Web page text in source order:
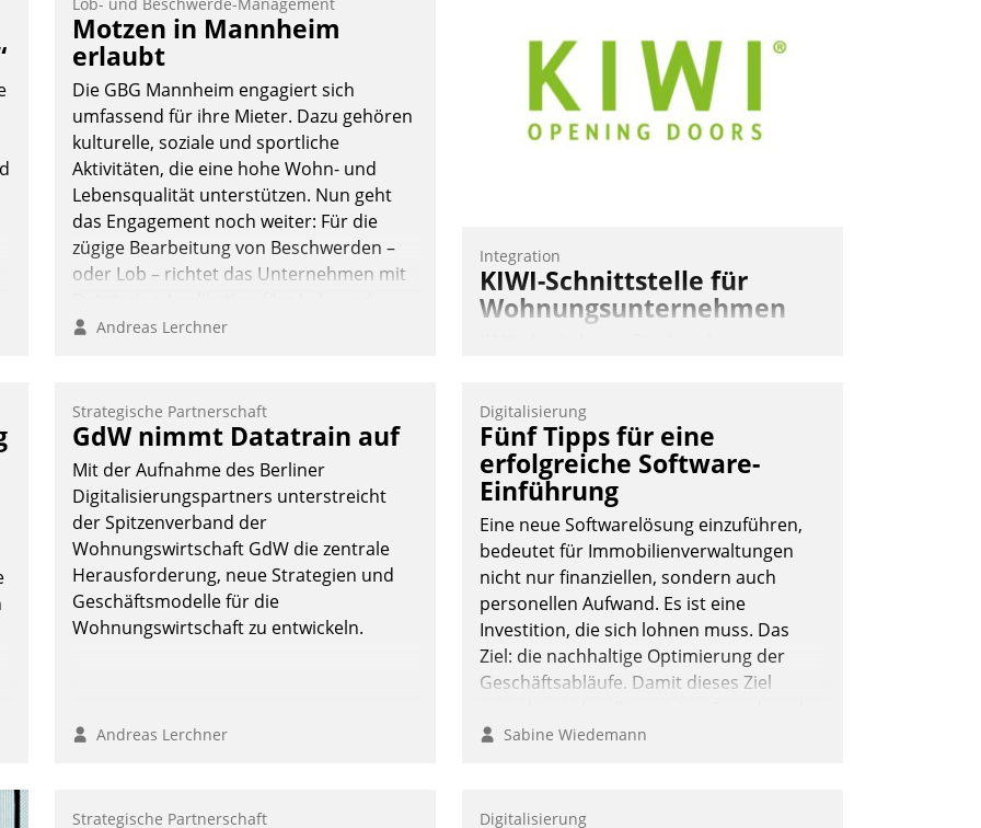
Lob- und Beschwerde-Management
Motzen in Mannheim
erlaubt
Die GBG Mannheim engagiert sich
umfassend für ihre Mieter. Dazu gehören
kulturelle, soziale und sportliche
Aktivitäten, die eine hohe Wohn- und
Lebensqualität unterstützen. Nun geht
das Engagement noch weiter: Für die
zügige Bearbeitung von Beschwerden –
oder Lob – richtet das Unternehmen mit
Beschwerde-Management einen eigenen
Andreas Lerchner
Integration
KIWI-Schnittstelle für
Wohnungsunternehmen
Softwareentwicklungshaus Datatrain.
Andreas Lerchner
Strategische Partnerschaft
GdW nimmt Datatrain auf
Mit der Aufnahme des Berliner
Digitalisierungspartners unterstreicht
der Spitzenverband der
Wohnungswirtschaft GdW die zentrale
Herausforderung, neue Strategien und
Geschäftsmodelle für die
Wohnungswirtschaft zu entwickeln.
Andreas Lerchner
Digitalisierung
Fünf Tipps für eine
erfolgreiche Software-
Einführung
Eine neue Softwarelösung einzuführen,
bedeutet für Immobilienverwaltungen
nicht nur finanziellen, sondern auch
personellen Aufwand. Es ist eine
Investition, die sich lohnen muss. Das
Ziel: die nachhaltige Optimierung der
Geschäftsabläufe. Damit dieses Ziel
befolgt werden.
Sabine Wiedemann
Strategische Partnerschaft Digitalisierung